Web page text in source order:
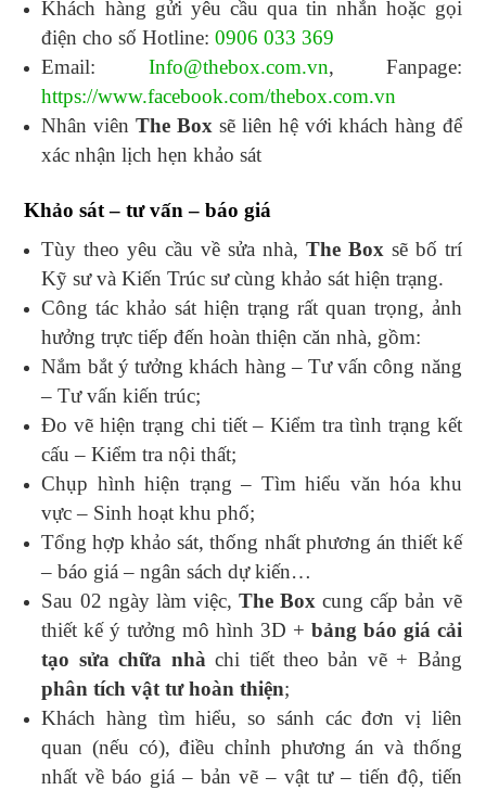
Khách hàng gửi yêu cầu qua tin nhắn hoặc gọi
điện cho số Hotline:0906 033 369
Email: Info@thebox.com.vn, Fanpage:
https://www.facebook.com/thebox.com.vn
Nhân viênThe Box sẽ liên hệ với khách hàng để
xác nhận lịch hẹn khảo sát
Khảo sát – tư vấn – báo giá
Tùy theo yêu cầu về sửa nhà, The Box sẽ bố trí
Kỹ sư và Kiến Trúc sư cùng khảo sát hiện trạng.
Công tác khảo sát hiện trạng rất quan trọng, ảnh
hưởng trực tiếp đến hoàn thiện căn nhà, gồm:
Nắm bắt ý tưởng khách hàng – Tư vấn công năng
– Tư vấn kiến trúc;
Đo vẽ hiện trạng chi tiết – Kiểm tra tình trạng kết
cấu – Kiểm tra nội thất;
Chụp hình hiện trạng – Tìm hiểu văn hóa khu
vực – Sinh hoạt khu phố;
Tổng hợp khảo sát, thống nhất phương án thiết kế
– báo giá – ngân sách dự kiến…
Sau 02 ngày làm việc, The Box cung cấp bản vẽ
thiết kế ý tưởng mô hình 3D + bảng báo giá cải
tạo sửa chữa nhàchi tiết theo bản vẽ + Bảng
phân tích vật tư hoàn thiện;
Khách hàng tìm hiểu, so sánh các đơn vị liên
quan (nếu có), điều chỉnh phương án và thống
nhất về báo giá – bản vẽ – vật tư – tiến độ, tiến